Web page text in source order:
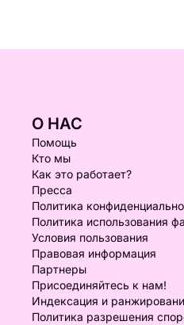
О НАС
Помощь
Кто мы
Как это работает?
Пресса
Политика
Политика использования
Условия пользования
Правовая информация
Партнеры
Присоединяйтесь к нам!
Индексация и
Политика разрешения